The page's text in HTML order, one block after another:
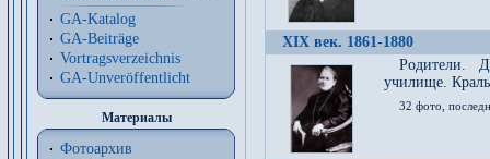
GA-Katalog
GA-Beiträge
Vortragsverzeichnis
GA-Unveröffentlicht
Материалы
Фотоархив
XIX век. 1861-1880
Родители.
училище.
32 фото,